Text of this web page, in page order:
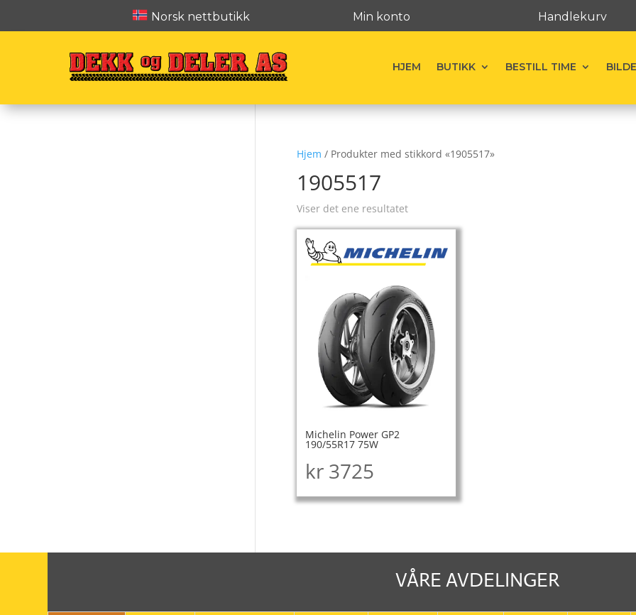
Norsk nettbutikk Min konto Handlekurv
HJEM BUTIKK BESTILL TIME
Hjem / Produkter med stikkord «1905517»
1905517
Viser det ene resultatet
Michelin Power GP2
190/55R17 75W
kr3725
VÅRE AVDELINGER